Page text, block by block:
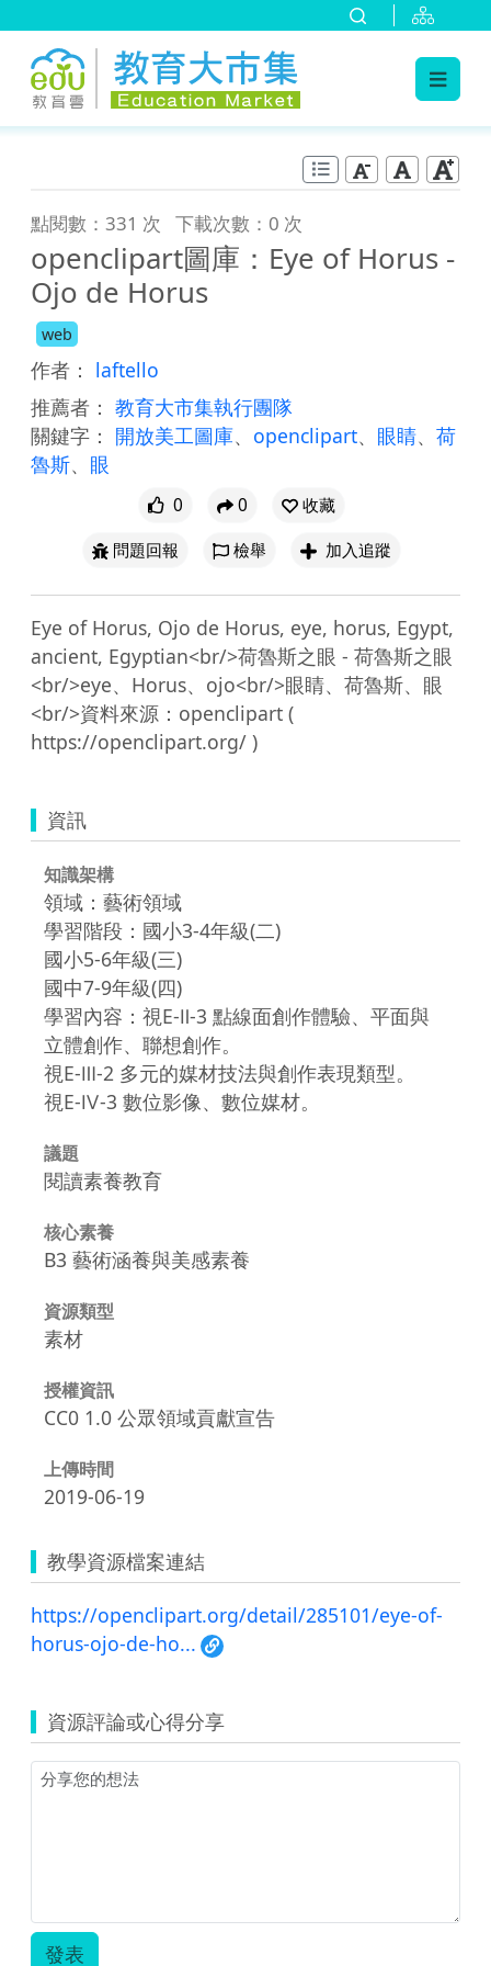
點閱數：331 次 下載次數：0 次
openclipart圖庫：Eye of Horus -
Ojo de Horus
web
作者： laftello
推薦者： 教育大市集執行團隊
關鍵字： 開放美工圖庫、 openclipart、 眼睛、 荷
魯斯、 眼
0 0
收藏
問題回報
檢舉 加入追蹤
Eye of Horus, Ojo de Horus, eye, horus, Egypt,
ancient, Egyptian<br/>荷魯斯之眼 - 荷魯斯之眼
<br/>eye、Horus、ojo<br/>眼睛、荷魯斯、眼
<br/>資料來源：openclipart (
資訊
知識架構
領域：藝術領域
學習階段：國小3-4年級(二)
國小5-6年級(三)
國中7-9年級(四)
學習內容：視E-Ⅱ-3 點線面創作體驗、平面與
立體創作、聯想創作。
視E-Ⅲ-2 多元的媒材技法與創作表現類型。
視E-Ⅳ-3 數位影像、數位媒材。
議題
閱讀素養教育
核心素養
B3 藝術涵養與美感素養
資源類型
素材
授權資訊
CC0 1.0 公眾領域貢獻宣告
上傳時間
2019-06-19
教學資源檔案連結
https://openclipart.org/detail/285101/eye-of-
horus-ojo-de-ho...
資源評論或心得分享
發表